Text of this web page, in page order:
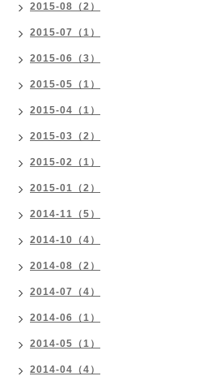
2015-08（2）
2015-07（1）
2015-06（3）
2015-05（1）
2015-04（1）
2015-03（2）
2015-02（1）
2015-01（2）
2014-11（5）
2014-10（4）
2014-08（2）
2014-07（4）
2014-06（1）
2014-05（1）
2014-04（4）